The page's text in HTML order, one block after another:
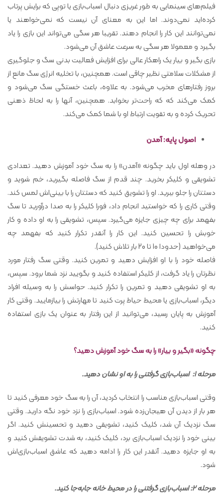
فیلم‌های سینمایی به طور غریزی دنبال اسباب‌بازی یا توپی که برایش پرتاب
کرده‌اید نمی‌دوند. اما این به معنای آن نیست که نمی‌خواهند یا
نمی‌توانند این کار را انجام دهند. تقریبا هر سگی می‌تواند این بازی را یاد
بگیرد و معمولا هر سگی به سرعت عاشق آن می‌شود.
بازی بگیر و بیار یک راهکار عالی برای افزایش فعالیت بدنی سگ و جلوگیری
از مشکلات سلامتی نظیر چاقی است. همچنین، با تخلیه انرژی سگ مانع از
بروز رفتارهای مخرب می‌شود. به علاوه، باعث خستگی سگ می‌شود و
کمک می‌کند که که راحت‌تر بخوابد. همچنین، آنها را به لحاظ ذهنی
تحریک کرده و به تقویت ارتباط او با شما کمک می‌کند.
اصول پایه: آمدن
در وهله اول باید چگونه «آمدن» را به سگ خود آموزش دهید. تعدادی
تشویقی و کلیکر بخرید. چند قدم از سگ فاصله بگیرید، خم شوید و
دستتان را جلو ببرید. او را تشویق کنید که دستتان را با بینی‌اش لمس کند.
وقتی کاری را که خواستید انجام داد، فورا کلیکر را به صدا درآورید تا سگ
بفهمد برای چه چیزی جایزه می‌گیرد. سپس، تشویقی را به او داده و کار
خوبش را تحسین کنید. این کار را آنقدر تکرار کنید که بفهمد چه
می‌خواهید (حدودا 10 تا 20 بار تلاش کنید).
فاصله خود را با او افزایش دهید و تمرین کنید. وقتی سگ رفتار مورد
نظرتان را یاد گرفت، از کلیکر استفاده کنید و بگویید نزد شما برود. سپس،
به او تشویقی دهید و تمرین را تکرار کنید. حواسش را به وسیله افراد
دیگر، اسباب‌بازی یا محیط حیاط پرت کنید تا مهارتش را بیازمایید. وقتی کار
آموزش به پایان رسید، می‌توانید از این رفتار به عنوان یک بازی استفاده
کنید.
چگونه «بگیر و بیار» را به سگ خود آموزش دهید؟
مرحله 1: اسباب‌بازی گرفتنی را به او نشان دهید.
وقتی اسباب‌بازی مناسب را انتخاب کردید، آن را به سگ خود معرفی کنید تا
هر بار از دیدن آن هیجان‌زده شود. اسباب‌بازی را نزد خود نگه دارید. وقتی
سگ نزدیک آن شد، کلیک کنید، تشویقی دهید و تحسینش کنید. اگر
بینی خود را نزدیک اسباب‌بازی برد، کلیک کنید، به شدت تشویقش کنید و
به او جایزه دهید. آنقدر این کار را ادامه دهید که عاشق اسباب‌بازی‌اش
شود.
مرحله 2: اسباب‌بازی گرفتنی را در محیط خانه جابه‌جا کنید.